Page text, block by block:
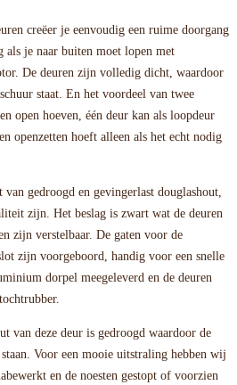
creëer je eenvoudig een ruime doorgang
je naar buiten moet lopen met
De deuren zijn volledig dicht, waardoor
staat. En het voordeel van twee
open hoeven, één deur kan als loopdeur
openzetten hoeft alleen als het echt nodig
gedroogd en gevingerlast douglashout,
zijn. Het beslag is zwart wat de deuren
zijn verstelbaar. De gaten voor de
zijn voorgeboord, handig voor een snelle
dorpel meegeleverd en de deuren
van deze deur is gedroogd waardoor de
Voor een mooie uitstraling hebben wij
en de noesten gestopt of voorzien